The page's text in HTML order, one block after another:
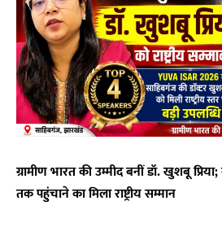
ग्रामीण भारत की उम्मीद बनीं डॉ. खुशबू
तक पहुंचाने का मिला राष्ट्रीय सम्मान